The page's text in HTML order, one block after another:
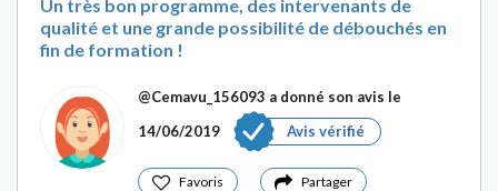
Un très bon programme, des intervenants de
qualité et une grande possibilité de débouchés en
fin de formation !
@Cemavu_156093 a donné son avis le
14/06/2019
Avis vérifié
Favoris Partager